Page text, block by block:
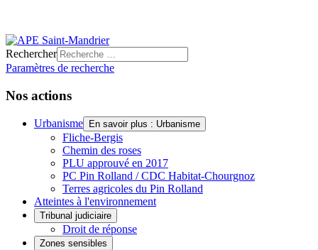
Rechercher
Paramètres de recherche
Nos actions
Urbanisme En savoir plus : Urbanisme
Fliche-Bergis
Chemin des roses
PLU approuvé en 2017
PC Pin Rolland / CDC Habitat-Chourgnoz
Terres agricoles du Pin Rolland
Atteintes à l'environnement
Tribunal judiciaire
Droit de réponse
Zones sensibles